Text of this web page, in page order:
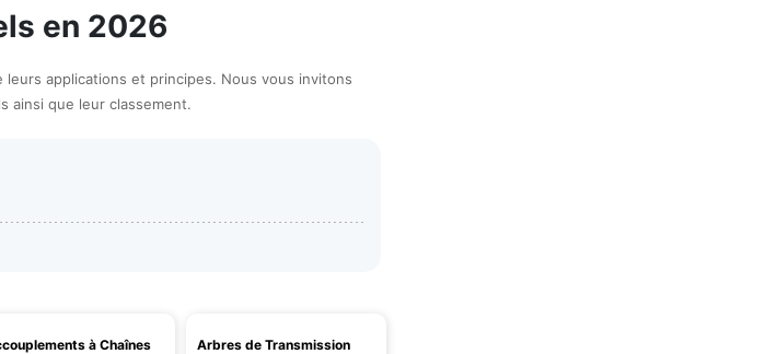
en 2026
applications et principes. Nous vous invitons
ainsi que leur classement.
à Chaînes Arbres de Transmission